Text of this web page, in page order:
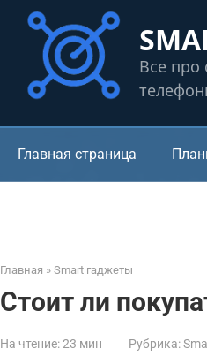
Все про
Главная страница
Главная » Smart гаджеты
Стоит ли
На чтение:23 мин Рубрика: